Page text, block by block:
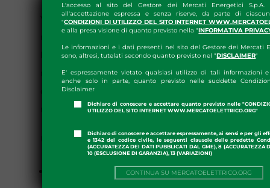
L'accesso al sito del Gestore dei Mercati Energetici S.p.A.
all'accettazione espressa e senza riserve, da parte di
"CONDIZIONI DI UTILIZZO DEL SITO INTERNET
e alla presa visione di quanto previsto nella "INFORMATIVA
Le informazioni e i dati presenti nel sito del Gestore dei Mercati
sono, altresì, tutelati secondo quanto previsto nel "DISCLAIMER"
E' espressamente vietato qualsiasi utilizzo di tali informazioni
anche solo in parte, quanto previsto nelle suddette
Disclaimer
Dichiaro di conoscere e accettare quanto previsto nelle
UTILIZZO DEL SITO INTERNET WWW.MERCATOELETTRICO.ORG"
Dichiaro di conoscere e accettare espressamente, ai sensi e per gli
e 1342 del codice civile, le seguenti clausole delle predette
(ACCURATEZZA DEI DATI PUBBLICATI DAL GME), 8 (ACCURATEZZA
10 (ESCLUSIONE DI GARANZIA), 13 (VARIAZIONI)
CONTINUA SU MERCATOELETTRICO.ORG
Verificata positivamente la documentazione
ricevuta, il GME invierà al soggetto richiedente
le credenziali di accesso (user id, password),
mediante messaggio di posta elettronica
ordinaria all’indirizzo email dell’utente indicato
nella documentazione medesima.
Ulteriori informazioni sono disponibili nel
Manuale Utentee nella